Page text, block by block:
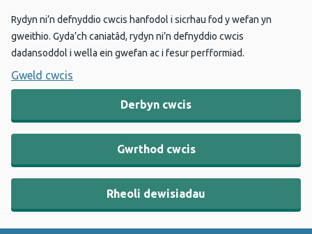
Rydyn ni’n defnyddio cwcis hanfodol i sicrhau fod y wefan yn
gweithio. Gyda’ch caniatâd, rydyn ni’n defnyddio cwcis
dadansoddol i wella ein gwefan ac i fesur perfformiad.
Gweld cwcis
Derbyn cwcis
Gwrthod cwcis
Rheoli dewisiadau